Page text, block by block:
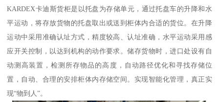
KARDEX卡迪斯货柜是以托盘为存储单元，通过托盘车的升降和水
平运动，将存放货物的托盘取出或送到柜体内合适的货位。在升降
运动中采用准确认址方式，精度较高、认址准确，水平运动采用感
应开关控制，以达到机构的动作要求。储存货物时，进口处设有自
动测高装置，检测所存物品的高度，自动路径优化和寻找存储位
置，自动、合理的安排柜体内存储空间。实现智能化管理，真正实
现“物到人”。